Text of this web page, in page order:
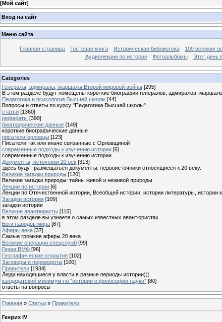
[Мой сайт]
Вход на сайт
Меню сайта
Главная страница Гостевая книга Историческая библиотека
100 великих
Аудиолекции по истории
Фотоальбомы Этот день
Categories
Генералы, адмиралы, маршалы Второй мировой войны [295]
В этом разделе будут помещены короткие биографии генералов, адмиралов,
Педагогика и психология Высшей школы [44]
Вопросы и ответы по курсу "Педагогика Высшей школы"
статьи [1360]
рефераты [390]
биографические данные [149]
короткие биографические данные
писатели-орловцы [123]
Писатели так или иначе связанные с Орловщиной
современные подходы к изучению истории [6]
современные подходы к изучению истории
Документы, источники 20 век [313]
здесь будут размещаться документы, первоисточники относящиеся к 20 веку.
Великие загадки природы [120]
Великие загадки природы: тайны живой и неживой природы
Лекции по истории [6]
Лекции по Отечественной истории, Всеобщей истории, истории литературы, истории
Загадки истории [109]
загадки истории
Великие авантюристы [115]
в этом разделе вы узнаете о самых известных авантюристах
Боги народов мира [87]
Аферы века [37]
Самые громкие аферы 20 века
Великие операции спецслужб [99]
Гении ВМФ [96]
Географические открытия [102]
Заговоры и перевороты [100]
Правители [1934]
Люди находящиеся у власти в разные периоды истории)))
кандидатский минимум по "истории и философии науки" [80]
ответы на вопросы
Главная » Статьи » Правители
Генрих IV